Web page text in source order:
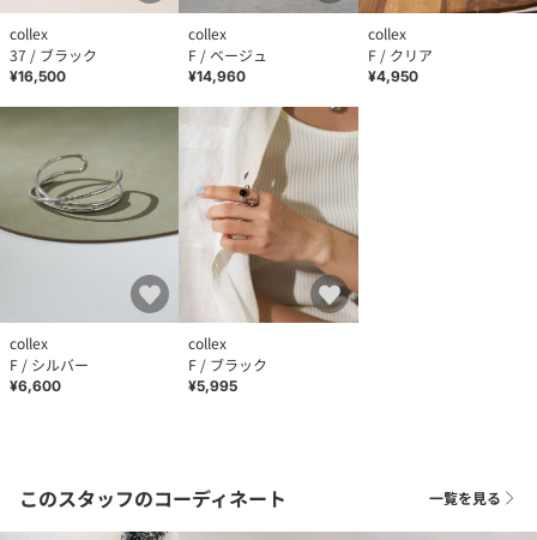
collex
37 / ブラック
¥16,500
collex
F / ベージュ
¥14,960
collex
F / クリア
¥4,950
collex
F / シルバー
¥6,600
collex
F / ブラック
¥5,995
このスタッフのコーディネート 一覧を見る